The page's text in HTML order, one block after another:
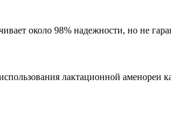
около 98% надежности, но не
лактационной аменореи